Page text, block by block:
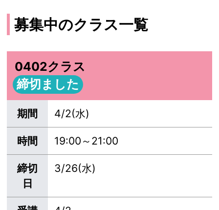
募集中のクラス一覧
0402クラス
締切ました
期間 4/2(水)
時間 19:00～21:00
締切
日
3/26(水)